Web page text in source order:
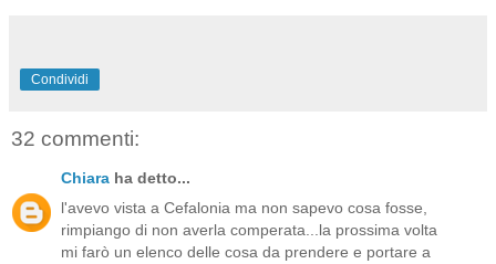
Condividi
32 commenti:
Chiara ha detto...
l'avevo vista a Cefalonia ma non sapevo cosa fosse,
rimpiango di non averla comperata...la prossima volta
mi farò un elenco delle cosa da prendere e portare a